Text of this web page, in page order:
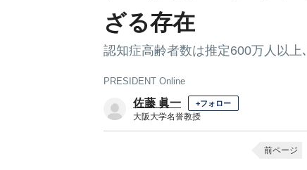
ざる存在
認知症高齢者数は推定600万人以
PRESIDENT Online
佐藤 眞一 +フォロー
大阪大学名誉教授
前ページ